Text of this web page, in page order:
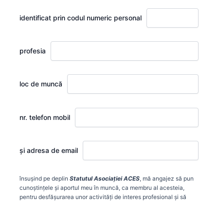
identificat prin codul numeric personal
profesia
loc de muncă
nr. telefon mobil
și adresa de email
însușind pe deplin Statutul Asociației ACES, mă angajez să pun
cunoștințele și aportul meu în muncă, ca membru al acesteia,
pentru desfășurarea unor activități de interes profesional și să